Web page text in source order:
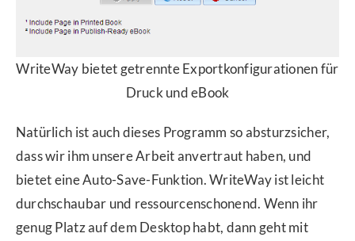
WriteWay bietet getrennte Exportkonfigurationen für
Druck und eBook
Natürlich ist auch dieses Programm so absturzsicher,
dass wir ihm unsere Arbeit anvertraut haben, und
bietet eine Auto-Save-Funktion. WriteWay ist leicht
durchschaubar und ressourcenschonend. Wenn ihr
genug Platz auf dem Desktop habt, dann geht mit